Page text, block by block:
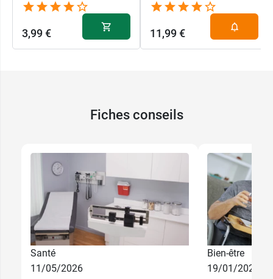
3,99 € 11,99 €
Fiches conseils
Santé
11/05/2026
Bien-être
19/01/2026